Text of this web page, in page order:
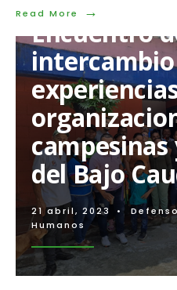
Read More →
Read
En
Antioquia
exigen
mayor
compromiso
institucional
para
la
prevención
y
garantías
a
la
labor
de
lideresas
Encuentro
del Bajo
21 abril, 2023 •
Humanos